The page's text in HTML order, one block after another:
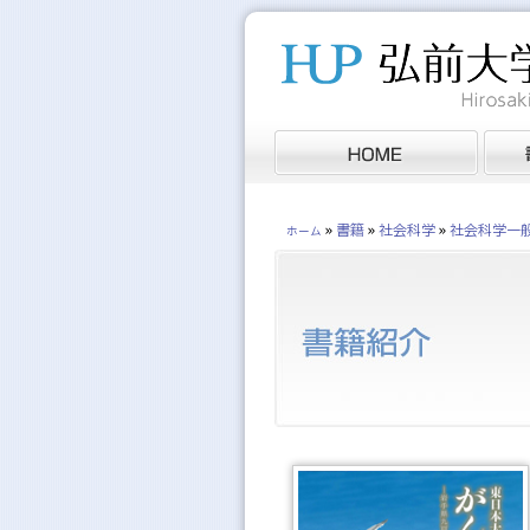
ホーム » 書籍»社会科学»社会科学一